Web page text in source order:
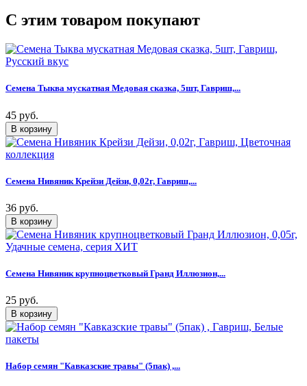
C этим товаром покупают
Семена Тыква мускатная Медовая сказка, 5шт, Гавриш,...
45 руб.
Семена Нивяник Крейзи Дейзи, 0,02г, Гавриш,...
36 руб.
Семена Нивяник крупноцветковый Гранд Иллюзион,...
25 руб.
Набор семян "Кавказские травы" (5пак) ,...